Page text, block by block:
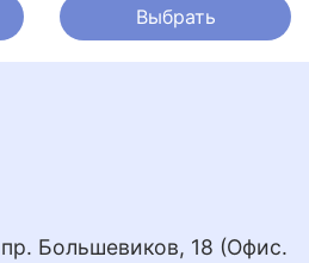
Выбрать
пр. Большевиков, 18 (Офис.